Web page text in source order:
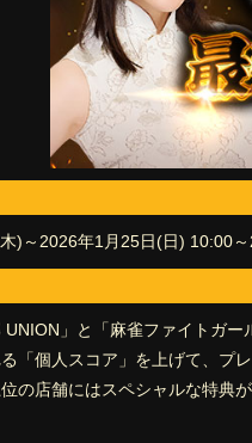
)～2026年1月25日(日) 10:00
UNION」と「麻雀ファイトガ
「個人スコア」を上げて、プ
の店舗にはスペシャルな特典が